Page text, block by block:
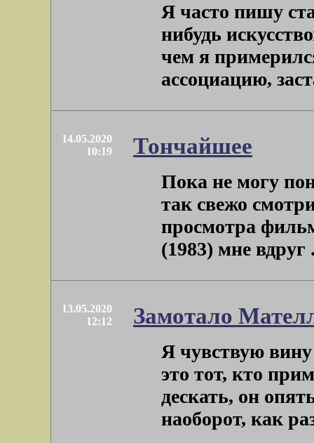
Я часто пишу
нибудь
чем я
ассоциацию,
14.05.2020
10:19
Тончайшее
Пока не могу
так свежо
просмотра
(1983) мне вдруг
13.05.2020
12:12
Замотало
Я чувствую
это тот, кто
дескать, он
наоборот, как